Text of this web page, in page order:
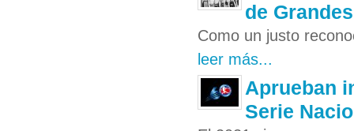
de
Como un justo
leer más...
Aprueban
Serie